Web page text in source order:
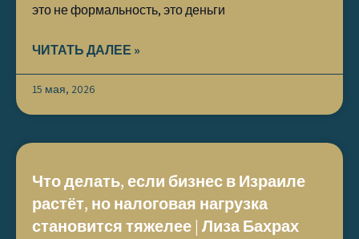
это не формальность, это деньги
ЧИТАТЬ ДАЛЕЕ »
15 мая, 2026
Что делать, если бизнес в Израиле
растёт, но налоговая нагрузка
становится тяжелее | Лиза Бахрах